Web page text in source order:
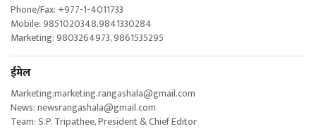
Phone/Fax: +977-1-4011733
Mobile: 9851020348,9841330284
Marketing: 9803264973, 9861535295
ईमेल
Marketing:marketing.rangashala@gmail.com
News: newsrangashala@gmail.com
Team: S.P. Tripathee, President & Chief Editor